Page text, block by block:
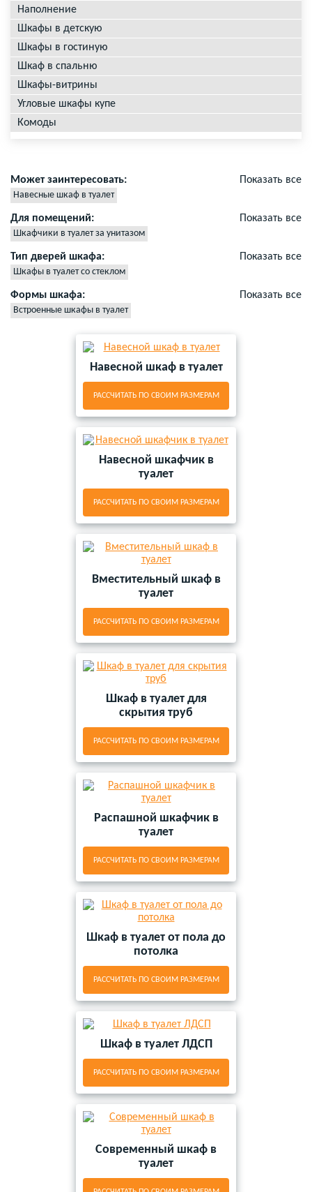
Наполнение
Шкафы в детскую
Шкафы в гостиную
Шкаф в спальню
Шкафы-витрины
Угловые шкафы купе
Комоды
Может заинтересовать:
Навесные шкаф в туалет
Дверцы для шкафа в туалете
Двери для шкафа в туалете
Сантехнические шкафы в туалет
Показать все
Для помещений:
Шкафчики в туалет за унитазом
Показать все
Тип дверей шкафа:
Шкафы в туалет со стеклом
Показать все
Формы шкафа:
Встроенные шкафы в туалет
Показать все
Навесной шкаф в туалет
РАССЧИТАТЬ ПО СВОИМ РАЗМЕРАМ
Навесной шкафчик в
туалет
РАССЧИТАТЬ ПО СВОИМ РАЗМЕРАМ
Вместительный шкаф в
туалет
РАССЧИТАТЬ ПО СВОИМ РАЗМЕРАМ
Шкаф в туалет для
скрытия труб
РАССЧИТАТЬ ПО СВОИМ РАЗМЕРАМ
Распашной шкафчик в
туалет
РАССЧИТАТЬ ПО СВОИМ РАЗМЕРАМ
Шкаф в туалет от пола до
потолка
РАССЧИТАТЬ ПО СВОИМ РАЗМЕРАМ
Шкаф в туалет ЛДСП
РАССЧИТАТЬ ПО СВОИМ РАЗМЕРАМ
Современный шкаф в
туалет